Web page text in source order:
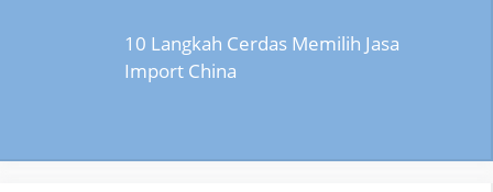
10 Langkah Cerdas Memilih Jasa
Import China